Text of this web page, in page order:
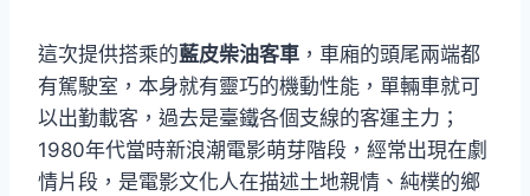
這次提供搭乘的藍皮柴油客車 ，車廂的頭尾兩端都
有駕駛室，本身就有靈巧的機動性能，單輛車就可
以出勤載客，過去是臺鐵各個支線的客運主力；
1980年代當時新浪潮電影萌芽階段，經常出現在劇
情片段，是電影文化人在描述土地親情、純樸的鄉